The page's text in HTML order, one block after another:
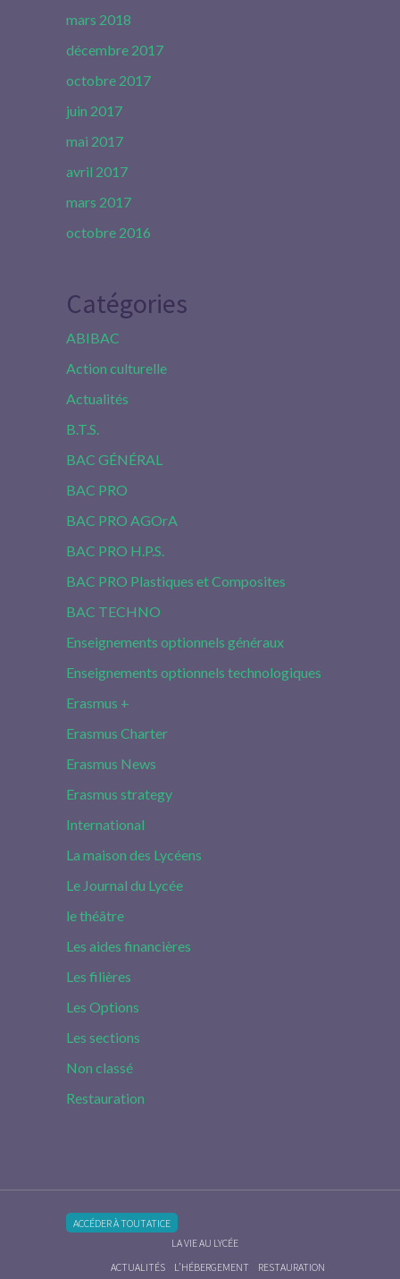
mars 2018
décembre 2017
octobre 2017
juin 2017
mai 2017
avril 2017
mars 2017
octobre 2016
Catégories
ABIBAC
Action culturelle
Actualités
B.T.S.
BAC GÉNÉRAL
BAC PRO
BAC PRO AGOrA
BAC PRO H.P.S.
BAC PRO Plastiques et Composites
BAC TECHNO
Enseignements optionnels généraux
Enseignements optionnels technologiques
Erasmus +
Erasmus Charter
Erasmus News
Erasmus strategy
International
La maison des Lycéens
Le Journal du Lycée
le théâtre
Les aides financières
Les filières
Les Options
Les sections
Non classé
Restauration
ACCÉDER À TOUTATICE
LA VIE AU LYCÉE
ACTUALITÉS
L’HÉBERGEMENT
RESTAURATION